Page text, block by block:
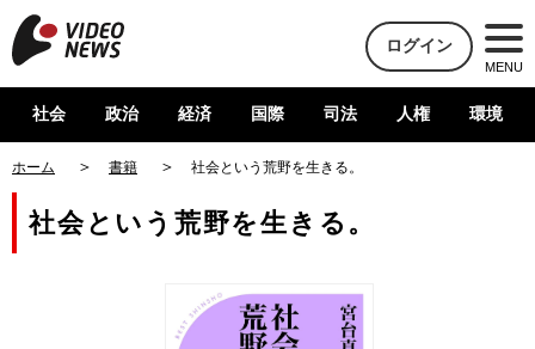
ログイン
MENU
社会 政治 経済 国際 司法 人権 環境
ホーム 書籍 社会という荒野を生きる。
社会という荒野を生きる。